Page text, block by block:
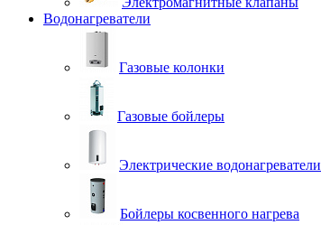
Водонагреватели
Газовые колонки
Газовые бойлеры
Электрические водонагреватели
Бойлеры косвенного нагрева